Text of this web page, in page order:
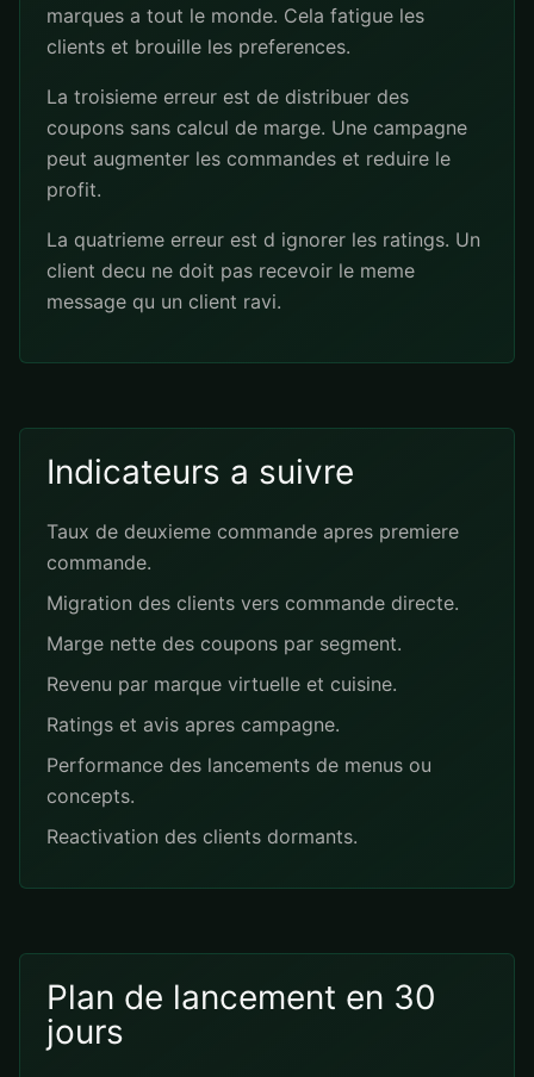
marques a tout le monde. Cela fatigue les
clients et brouille les preferences.
La troisieme erreur est de distribuer des
coupons sans calcul de marge. Une campagne
peut augmenter les commandes et reduire le
profit.
La quatrieme erreur est d ignorer les ratings. Un
client decu ne doit pas recevoir le meme
message qu un client ravi.
Indicateurs a suivre
Taux de deuxieme commande apres premiere
commande.
Migration des clients vers commande directe.
Marge nette des coupons par segment.
Revenu par marque virtuelle et cuisine.
Ratings et avis apres campagne.
Performance des lancements de menus ou
concepts.
Reactivation des clients dormants.
Plan de lancement en 30
jours